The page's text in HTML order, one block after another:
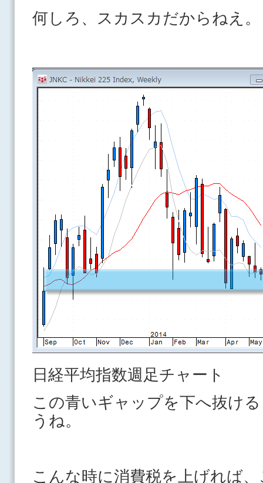
何しろ、スカスカだからねえ
日経平均指数週足チャート
この青いギャップを下へ抜け
うね。
こんな時に消費税を上げれば